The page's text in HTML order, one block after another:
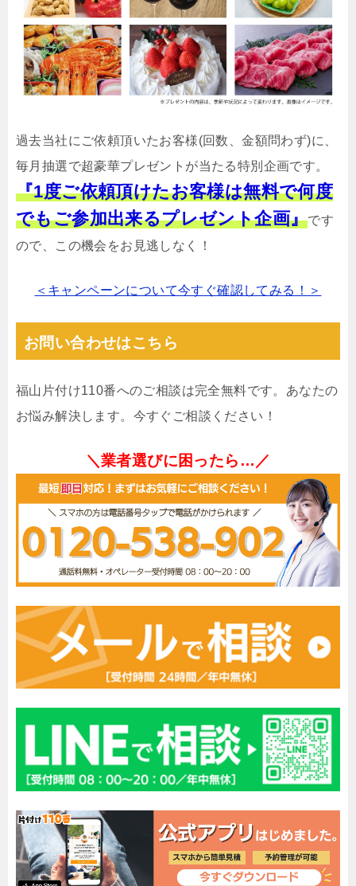
過去当社にご依頼頂いたお客様(回数、金額問わず)に、
毎月抽選で超豪華プレゼントが当たる特別企画です。
『1度ご依頼頂けたお客様は無料で何度
でもご参加出来るプレゼント企画』です
ので、この機会をお見逃しなく！
＜キャンペーンについて今すぐ確認してみる！＞
お問い合わせはこちら
福山片付け110番へのご相談は完全無料です。あなたの
お悩み解決します。今すぐご相談ください！
＼業者選びに困ったら…／